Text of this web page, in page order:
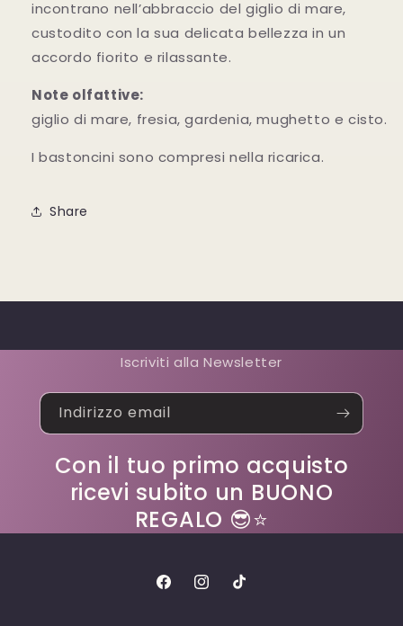
incontrano nell’abbraccio del giglio di mare,
custodito con la sua delicata bellezza in un
accordo fiorito e rilassante.
Note olfattive:
giglio di mare, fresia, gardenia, mughetto e cisto.
I bastoncini sono compresi nella ricarica.
Share
Iscriviti alla Newsletter
Indirizzo email
Con il tuo primo acquisto
ricevi subito un BUONO
REGALO 😎⭐
FacebookInstagram
TikTok